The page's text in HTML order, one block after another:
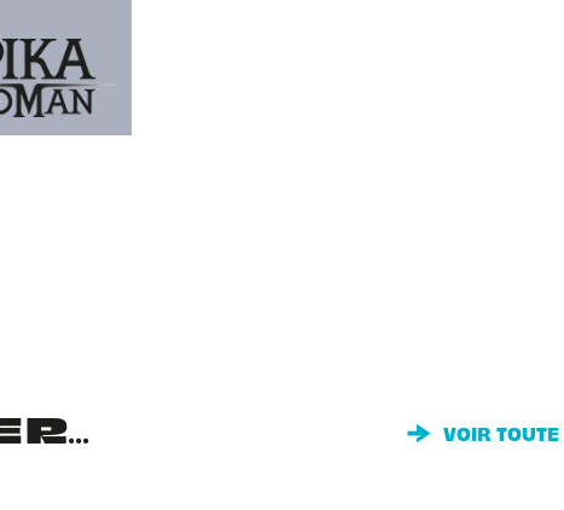
VOIR TOUTE